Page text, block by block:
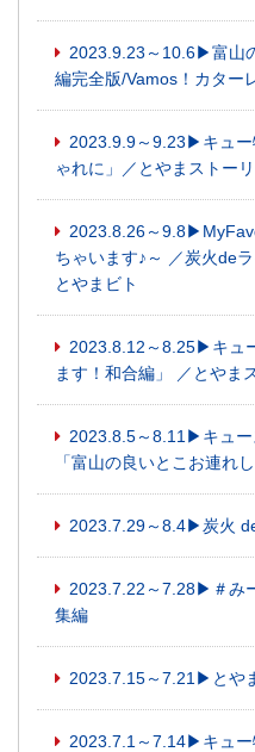
2023.9.23～10.6▶富山
編完全版/Vamos！カター
2023.9.9～9.23▶キュー
ゃれに」／とやまストー
2023.8.26～
ちゃいます♪～ ／炭火de
とやまビト
2023.8.12～8.25▶キュ
ます！和合編」 ／とやま
2023.8.5～8.11▶キュー
「富山の良いとこお連れ
2023.7.29～8.4▶炭火
2023.7.22～7.28▶＃み
集編
2023.7.15～7.21▶とや
2023.7.1～7.14▶キュー